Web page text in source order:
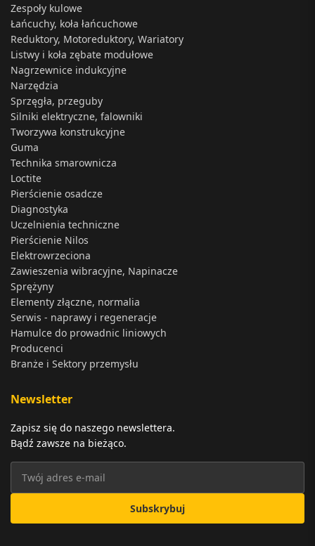
Zespoły kulowe
Łańcuchy, koła łańcuchowe
Reduktory, Motoreduktory, Wariatory
Listwy i koła zębate modułowe
Nagrzewnice indukcyjne
Narzędzia
Sprzęgła, przeguby
Silniki elektryczne, falowniki
Tworzywa konstrukcyjne
Guma
Technika smarownicza
Loctite
Pierścienie osadcze
Diagnostyka
Uczelnienia techniczne
Pierścienie Nilos
Elektrowrzeciona
Zawieszenia wibracyjne, Napinacze
Sprężyny
Elementy złączne, normalia
Serwis - naprawy i regeneracje
Hamulce do prowadnic liniowych
Producenci
Branże i Sektory przemysłu
Newsletter
Zapisz się do naszego newslettera.
Bądź zawsze na bieżąco.
Subskrybuj